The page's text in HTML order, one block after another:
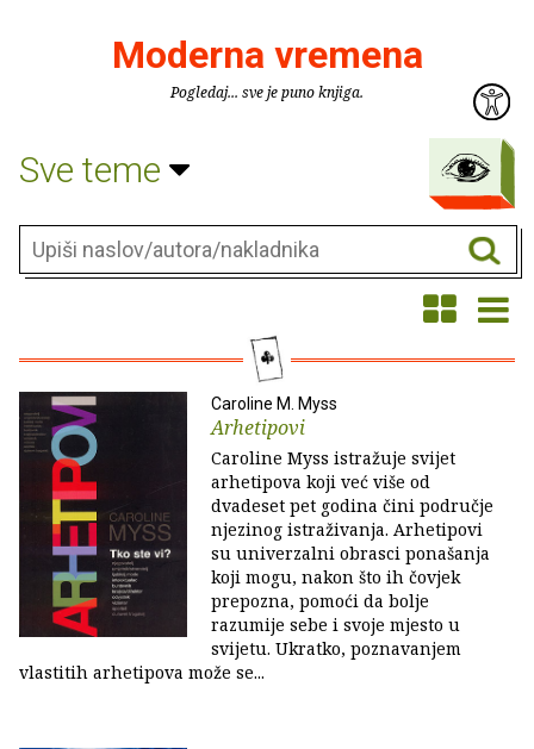
Moderna vremena
Pogledaj... sve je puno knjiga.
Sve teme
Caroline M. Myss
Arhetipovi
Caroline Myss istražuje svijet
arhetipova koji već više od
dvadeset pet godina čini područje
njezinog istraživanja. Arhetipovi
su univerzalni obrasci ponašanja
koji mogu, nakon što ih čovjek
prepozna, pomoći da bolje
razumije sebe i svoje mjesto u
svijetu. Ukratko, poznavanjem
vlastitih arhetipova može se...